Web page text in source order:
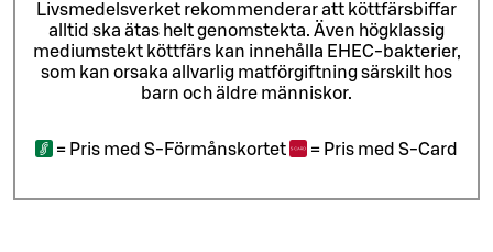
Livsmedelsverket rekommenderar att köttfärsbiffar
alltid ska ätas helt genomstekta. Även högklassig
mediumstekt köttfärs kan innehålla EHEC-bakterier,
som kan orsaka allvarlig matförgiftning särskilt hos
barn och äldre människor.
= Pris med S-Förmånskortet = Pris med S-Card